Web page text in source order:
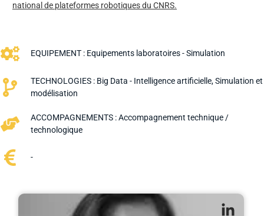
national de plateformes robotiques du CNRS.
EQUIPEMENT : Equipements laboratoires - Simulation
TECHNOLOGIES : Big Data - Intelligence artificielle,Simulation et
modélisation
ACCOMPAGNEMENTS :Accompagnement technique /
technologique
-